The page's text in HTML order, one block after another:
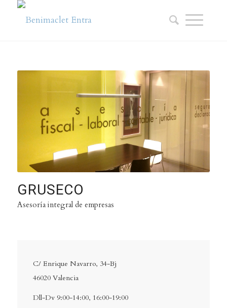
GRUSECO
Asesoría integral de empresas
C/ Enrique Navarro, 34-Bj
46020 Valencia
Dll-Dv 9:00-14:00, 16:00-19:00